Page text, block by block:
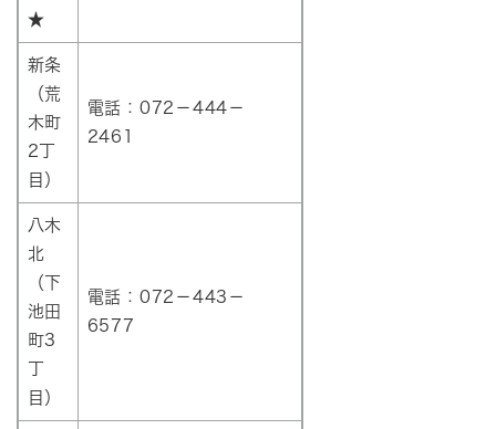
★
新条
（荒
木町
2丁
目）
電話：072－444－
2461
八木
北
（下
池田
町3
目）
電話：072－443－
6577